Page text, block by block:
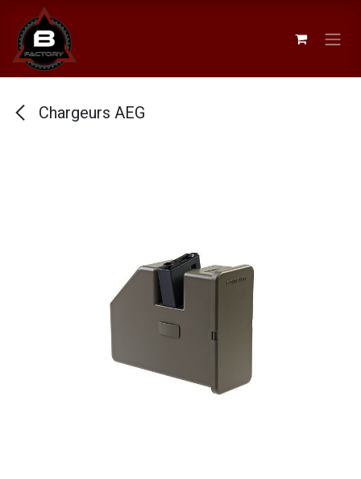
Se rendre au contenu
Chargeurs AEG